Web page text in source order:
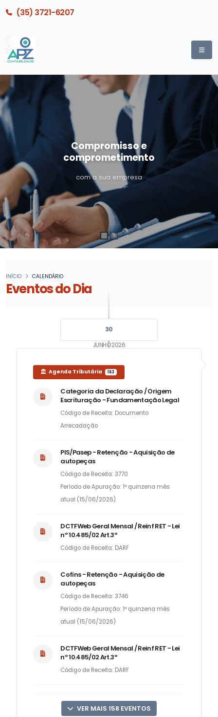
(35) 3721-6207
Compromisso e
comprometimento
com a sua empresa
Eventos do Dia
INÍCIO CALENDÁRIO
30
JUNHO 2026
Agenda Tributária 163
Categoria da Declaração / Origem
Escrituração - Fundamentação Legal
Código de Receita: Documento
Arrecadação
PIS/Pasep - Retenção - Aquisição de
autopeças
Código de Receita: 3770
Período de Apuração: 1ª quinzena mês
atual (15/06/2026)
DCTFWeb Geral Mensal / Reinf RET - Lei
nº 10.485/02 Art.3º
Código de Receita: DARF
Cofins - Retenção - Aquisição de
autopeças
Código de Receita: 3746
Período de Apuração: 1ª quinzena mês
atual (15/06/2026)
DCTFWeb Geral Mensal / Reinf RET - Lei
nº 10.485/02 Art.3º
Código de Receita: DARF
VER MAIS 158 EVENTOS